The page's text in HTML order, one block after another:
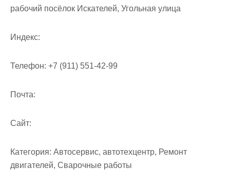
рабочий посёлок Искателей, Угольная улица
Индекс:
Телефон: +7 (911) 551-42-99
Почта:
Cайт:
Категория: Автосервис, автотехцентр, Ремонт
двигателей, Сварочные работы